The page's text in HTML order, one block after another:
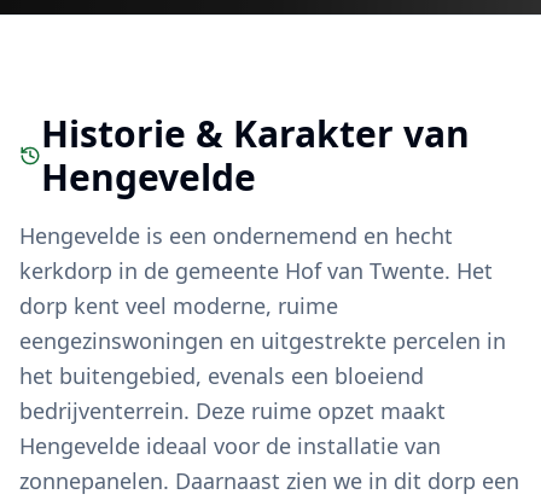
Historie & Karakter van
Hengevelde
Hengevelde is een ondernemend en hecht
kerkdorp in de gemeente Hof van Twente. Het
dorp kent veel moderne, ruime
eengezinswoningen en uitgestrekte percelen in
het buitengebied, evenals een bloeiend
bedrijventerrein. Deze ruime opzet maakt
Hengevelde ideaal voor de installatie van
zonnepanelen. Daarnaast zien we in dit dorp een